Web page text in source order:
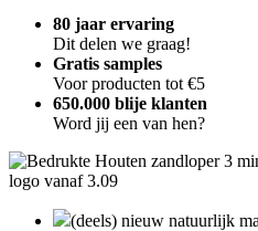
80 jaar ervaring
Dit delen we graag!
Gratis samples
Voor producten tot €5
650.000 blije klanten
Word jij een van hen?
(deels) nieuw natuurlijk